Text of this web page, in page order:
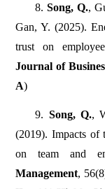
8.Song, Q.,
Gan, Y. (2025).
trust on
Journal of
A)
9. Song, Q.,
(2019). Impacts of
on team and
Management,